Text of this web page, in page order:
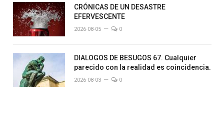
CRÓNICAS DE UN DESASTRE
EFERVESCENTE
2026-08-05 0
DIALOGOS DE BESUGOS 67. Cualquier
parecido con la realidad es coincidencia.
2026-08-03 0